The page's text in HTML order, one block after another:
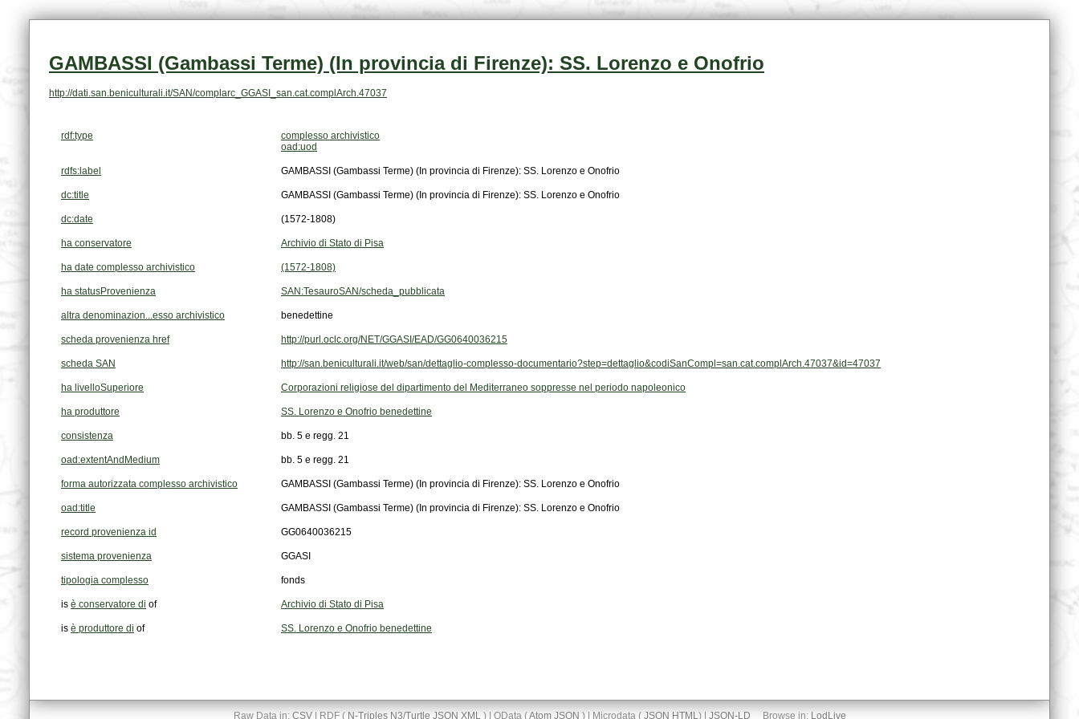
GAMBASSI (Gambassi Terme) (In provincia di Firenze): SS. Lorenzo e Onofrio
http://dati.san.beniculturali.it/SAN/complarc_GGASI_san.cat.complArch.47037
rdf:type
complesso archivistico
oad:uod
rdfs:label GAMBASSI (Gambassi Terme) (In provincia di Firenze): SS. Lorenzo e Onofrio
dc:title GAMBASSI (Gambassi Terme) (In provincia di Firenze): SS. Lorenzo e Onofrio
dc:date (1572-1808)
ha conservatore Archivio di Stato di Pisa
ha date complesso archivistico (1572-1808)
ha statusProvenienza SAN:TesauroSAN/scheda_pubblicata
altra denominazion...esso archivistico benedettine
scheda provenienza href http://purl.oclc.org/NET/GGASI/EAD/GG0640036215
scheda SAN http://san.beniculturali.it/web/san/dettaglio-complesso-documentario?step=dettaglio&codiSanCompl=san.cat.complArch.47037&id=47037
ha livelloSuperiore Corporazioni religiose del dipartimento del Mediterraneo soppresse nel periodo napoleonico
ha produttore SS. Lorenzo e Onofrio benedettine
consistenza bb. 5 e regg. 21
oad:extentAndMedium bb. 5 e regg. 21
forma autorizzata complesso archivistico GAMBASSI (Gambassi Terme) (In provincia di Firenze): SS. Lorenzo e Onofrio
oad:title GAMBASSI (Gambassi Terme) (In provincia di Firenze): SS. Lorenzo e Onofrio
record provenienza id GG0640036215
sistema provenienza GGASI
tipologia complesso fonds
is è conservatore di of Archivio di Stato di Pisa
is è produttore di of SS. Lorenzo e Onofrio benedettine
Raw Data in: CSV| RDF ( N-Triples N3/Turtle JSON XML) | OData (Atom JSON ) | Microdata ( JSON HTML) | JSON-LD Browse in: LodLive